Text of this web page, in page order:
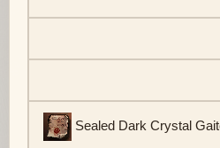
Sealed Dark Crystal